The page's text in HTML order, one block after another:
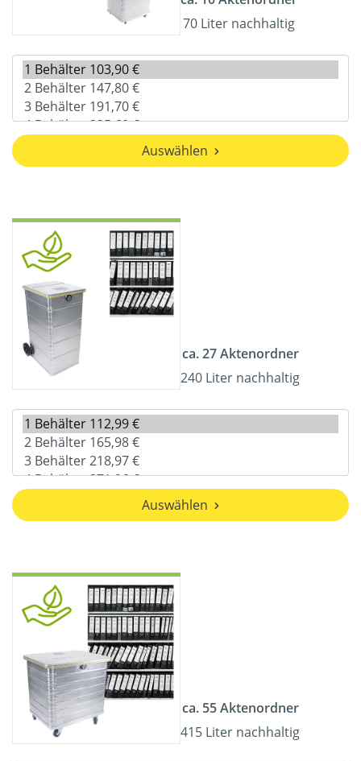
70 Liter nachhaltig
Auswählen
ca. 27 Aktenordner
240 Liter nachhaltig
Auswählen
ca. 55 Aktenordner
415 Liter nachhaltig